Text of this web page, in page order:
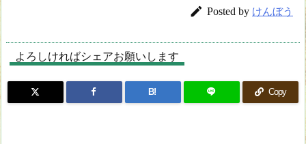
 Posted by けんぼう
よろしければシェアお願いします
B! Copy